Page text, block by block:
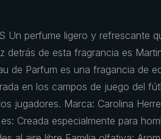
Un perfume ligero y refrescante
detrás de esta fragrancia es
de Parfum es una fragancia de
en los campos de juego del
jugadores. Marca: Carolina
Creada especialmente para